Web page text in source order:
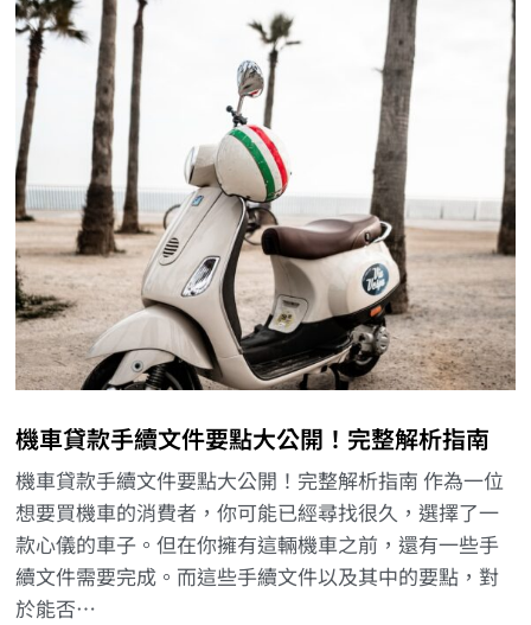
機車貸款手續文件要點大公開！完整解析指南
機車貸款手續文件要點大公開！完整解析指南 作為一位
想要買機車的消費者，你可能已經尋找很久，選擇了一
款心儀的車子。但在你擁有這輛機車之前，還有一些手
續文件需要完成。而這些手續文件以及其中的要點，對
於能否…